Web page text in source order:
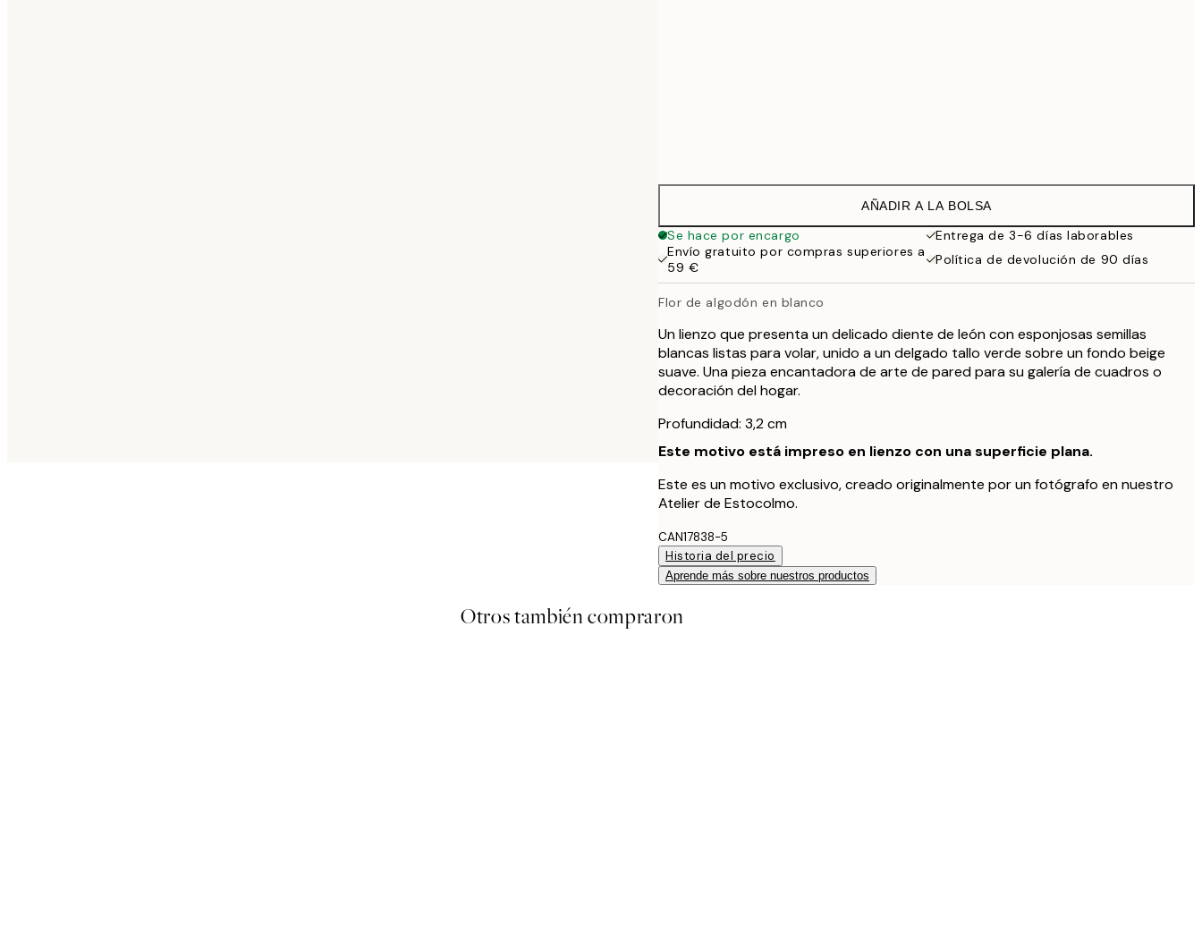
AÑADIR A LA BOLSA
Se hace por encargo
Entrega de 3-6 días laborables
Envío gratuito por compras superiores a
59 €
Política de devolución de 90 días
Flor de algodón en blanco
Un lienzo que presenta un delicado diente de león con esponjosas semillas
blancas listas para volar, unido a un delgado tallo verde sobre un fondo beige
suave. Una pieza encantadora de arte de pared para su galería de cuadros o
decoración del hogar.
Profundidad: 3,2 cm
Este motivo está impreso en lienzo con una superficie plana.
Este es un motivo exclusivo, creado originalmente por un fotógrafo en nuestro
Atelier de Estocolmo.
CAN17838-5
Historia del precio
Aprende más sobre nuestros productos
Otros también compraron